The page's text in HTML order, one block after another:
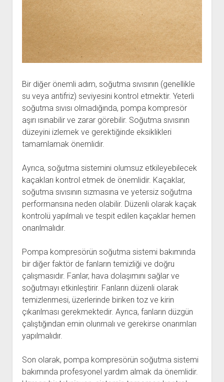
Bir diğer önemli adım, soğutma sıvısının (genellikle
su veya antifriz) seviyesini kontrol etmektir. Yeterli
soğutma sıvısı olmadığında, pompa kompresör
aşırı ısınabilir ve zarar görebilir. Soğutma sıvısının
düzeyini izlemek ve gerektiğinde eksiklikleri
tamamlamak önemlidir.
Ayrıca, soğutma sistemini olumsuz etkileyebilecek
kaçakları kontrol etmek de önemlidir. Kaçaklar,
soğutma sıvısının sızmasına ve yetersiz soğutma
performansına neden olabilir. Düzenli olarak kaçak
kontrolü yapılmalı ve tespit edilen kaçaklar hemen
onarılmalıdır.
Pompa kompresörün soğutma sistemi bakımında
bir diğer faktör de fanların temizliği ve doğru
çalışmasıdır. Fanlar, hava dolaşımını sağlar ve
soğutmayı etkinleştirir. Fanların düzenli olarak
temizlenmesi, üzerlerinde biriken toz ve kirin
çıkarılması gerekmektedir. Ayrıca, fanların düzgün
çalıştığından emin olunmalı ve gerekirse onarımları
yapılmalıdır.
Son olarak, pompa kompresörün soğutma sistemi
bakımında profesyonel yardım almak da önemlidir.